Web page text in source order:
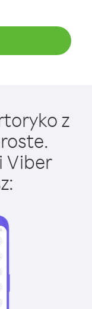
z
Viber